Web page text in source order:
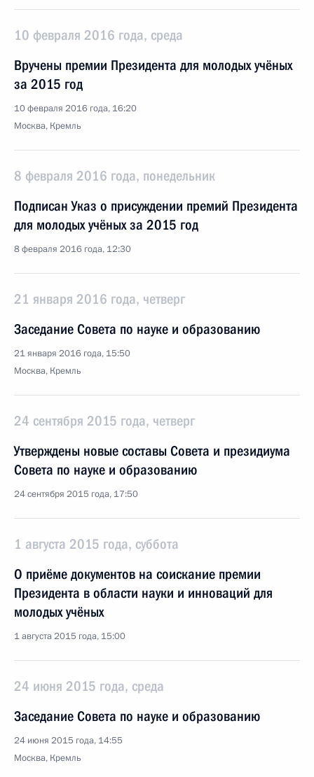
10 февраля 2016 года, среда
Вручены премии Президента для молодых учёных
за 2015 год
10 февраля 2016 года, 16:20
Москва, Кремль
8 февраля 2016 года, понедельник
Подписан Указ о присуждении премий Президента
для молодых учёных за 2015 год
8 февраля 2016 года, 12:30
21 января 2016 года, четверг
Заседание Совета по науке и образованию
21 января 2016 года, 15:50
Москва, Кремль
24 сентября 2015 года, четверг
Утверждены новые составы Совета и президиума
Совета по науке и образованию
24 сентября 2015 года, 17:50
1 августа 2015 года, суббота
О приёме документов на соискание премии
Президента в области науки и инноваций для
молодых учёных
1 августа 2015 года, 15:00
24 июня 2015 года, среда
Заседание Совета по науке и образованию
24 июня 2015 года, 14:55
Москва, Кремль